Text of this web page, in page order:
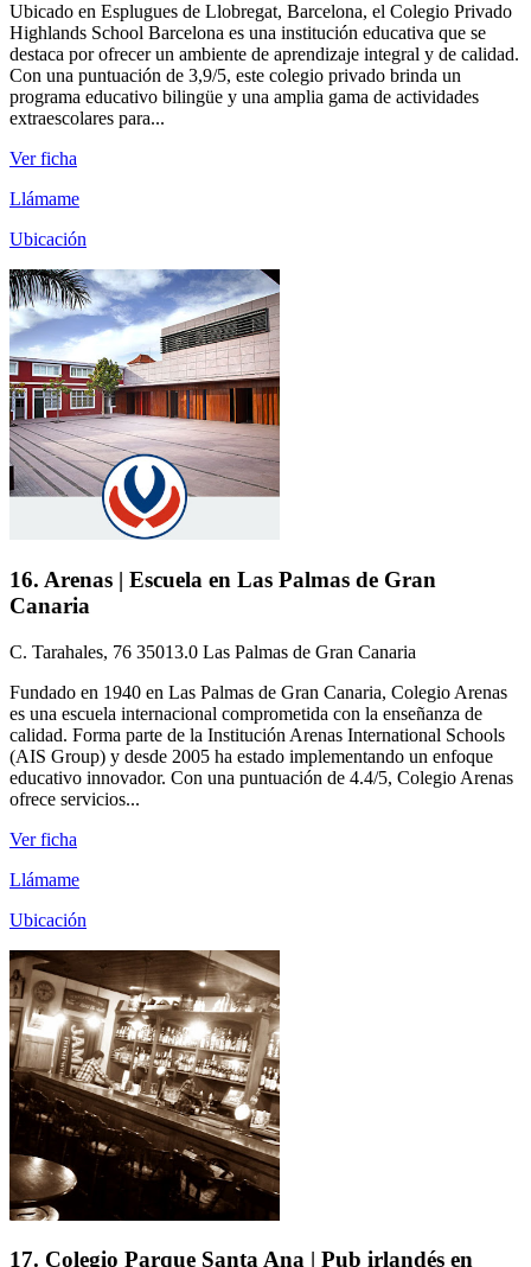
Ubicado en Esplugues de Llobregat, Barcelona, el Colegio Privado
Highlands School Barcelona es una institución educativa que se
destaca por ofrecer un ambiente de aprendizaje integral y de calidad.
Con una puntuación de 3,9/5, este colegio privado brinda un
programa educativo bilingüe y una amplia gama de actividades
extraescolares para...
Ver ficha
Llámame
Ubicación
16. Arenas | Escuela en Las Palmas de Gran
Canaria
C. Tarahales, 76 35013.0 Las Palmas de Gran Canaria
Fundado en 1940 en Las Palmas de Gran Canaria, Colegio Arenas
es una escuela internacional comprometida con la enseñanza de
calidad. Forma parte de la Institución Arenas International Schools
(AIS Group) y desde 2005 ha estado implementando un enfoque
educativo innovador. Con una puntuación de 4.4/5, Colegio Arenas
ofrece servicios...
Ver ficha
Llámame
Ubicación
17. Colegio Parque Santa Ana | Pub irlandés en